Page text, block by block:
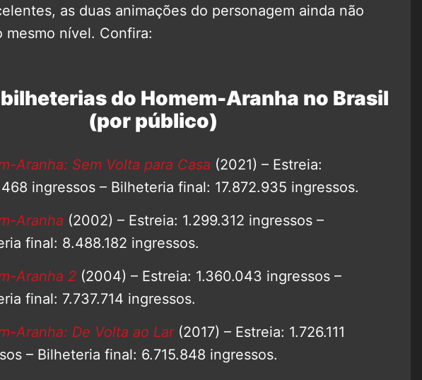
as duas animações do personagem ainda não
mesmo nível. Confira:
do Homem-Aranha no Brasil
(por público)
Aranha: Sem Volta para Casa (2021) – Estreia:
ingressos – Bilheteria final: 17.872.935 ingressos.
Aranha (2002) – Estreia: 1.299.312 ingressos –
final: 8.488.182 ingressos.
Aranha 2 (2004) – Estreia: 1.360.043 ingressos –
final: 7.737.714 ingressos.
Aranha: De Volta ao Lar(2017) – Estreia: 1.726.111
– Bilheteria final: 6.715.848 ingressos.